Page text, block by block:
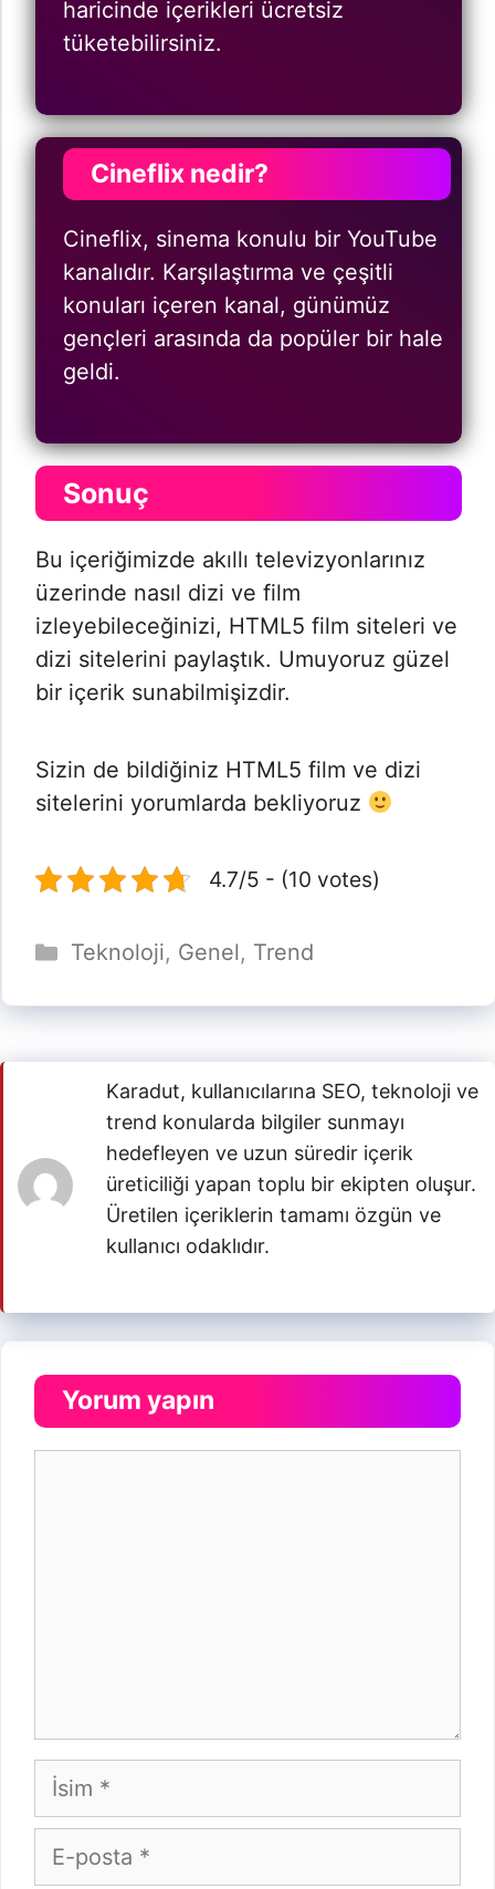
haricinde içerikleri ücretsiz
tüketebilirsiniz.
Cineflix nedir?
Cineflix, sinema konulu bir YouTube
kanalıdır. Karşılaştırma ve çeşitli
konuları içeren kanal, günümüz
gençleri arasında da popüler bir hale
geldi.
Sonuç
Bu içeriğimizde akıllı televizyonlarınız
üzerinde nasıl dizi ve film
izleyebileceğinizi, HTML5 film siteleri ve
dizi sitelerini paylaştık. Umuyoruz güzel
bir içerik sunabilmişizdir.
Sizin de bildiğiniz HTML5 film ve dizi
sitelerini yorumlarda bekliyoruz
4.7/5 - (10 votes)
Kategoriler
Teknoloji, Genel, Trend
Karadut, kullanıcılarına SEO, teknoloji ve
trend konularda bilgiler sunmayı
hedefleyen ve uzun süredir içerik
üreticiliği yapan toplu bir ekipten oluşur.
Üretilen içeriklerin tamamı özgün ve
kullanıcı odaklıdır.
Yorum yapın
İsim
E-
posta